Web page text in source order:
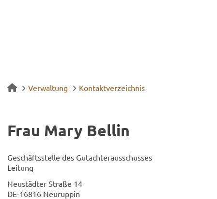
Verwaltung Kontaktverzeichnis
Frau Mary Bel­lin
Ge­schäfts­stel­le des Gut­ach­ter­aus­schus­ses
Lei­tung
Neu­städ­ter Stra­ße 14
DE-​16816 Neu­rup­pin